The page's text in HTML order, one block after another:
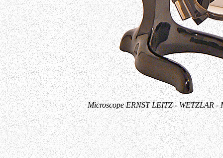
Microscope ERNST LEITZ - WETZLAR -